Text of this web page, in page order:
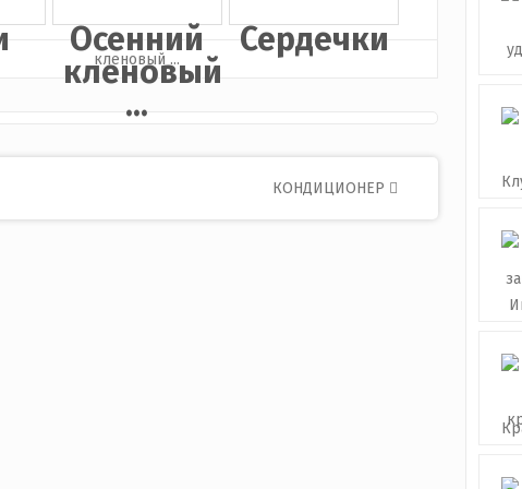
Осенний
кленовый
...
Сердечки
КОНДИЦИОНЕР